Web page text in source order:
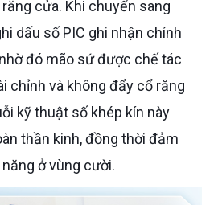
cửa. Khi chuyển sang
dấu số PIC ghi nhận chính
đó mão sứ được chế tác
chỉnh và không đẩy cổ răng
kỹ thuật số khép kín này
thần kinh, đồng thời đảm
ở vùng cười.